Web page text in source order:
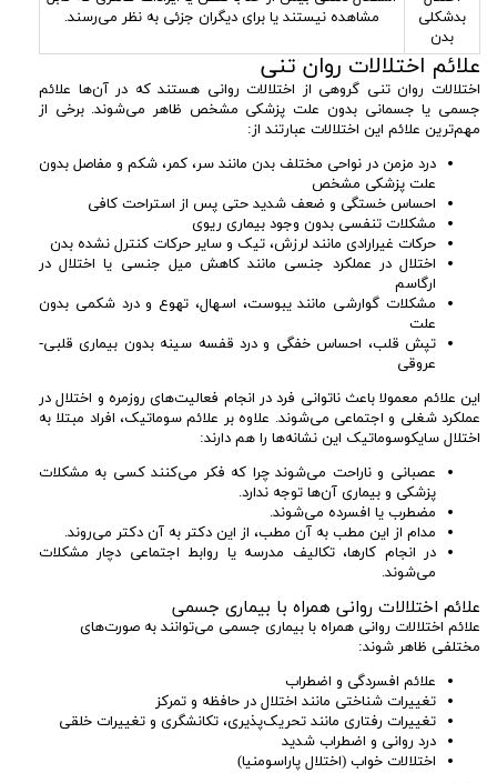
بدشکلی
بدن
مشاهده نیستند یا برای دیگران جزئی به نظر می‌رسند.
علائم اختلالات روان تنی
اختلالات روان تنی گروهی از اختلالات روانی هستند که در آن‌ها علائم
جسمی یا جسمانی بدون علت پزشکی مشخص ظاهر می‌شوند. برخی از
مهم‌ترین علائم این اختلالات عبارتند از:
درد مزمن در نواحی مختلف بدن مانند سر، کمر، شکم و مفاصل بدون
علت پزشکی مشخص
احساس خستگی و ضعف شدید حتی پس از استراحت کافی
مشکلات تنفسی بدون وجود بیماری ریوی
حرکات غیرارادی مانند لرزش، تیک و سایر حرکات کنترل‌ نشده بدن
اختلال در عملکرد جنسی مانند کاهش میل جنسی یا اختلال در
ارگاسم
مشکلات گوارشی مانند یبوست، اسهال، تهوع و درد شکمی بدون
علت
تپش قلب، احساس خفگی و درد قفسه سینه بدون بیماری قلبی-
عروقی
این علائم معمولا باعث ناتوانی فرد در انجام فعالیت‌های روزمره و اختلال در
عملکرد شغلی و اجتماعی می‌شوند. علاوه بر علائم سوماتیک، افراد مبتلا به
اختلال سایکوسوماتیک این نشانه‌ها را هم دارند:
عصبانی و ناراحت می‌شوند چرا که فکر می‌کنند کسی به مشکلات
پزشکی و بیماری آن‌ها توجه ندارد.
مضطرب یا افسرده می‌شوند.
مدام از این مطب به آن مطب، از این دکتر به آن دکتر می‌روند.
در انجام کارها، تکالیف مدرسه یا روابط اجتماعی دچار مشکلات
می‌شوند.
علائم اختلالات روانی همراه با بیماری جسمی
علائم اختلالات روانی همراه با بیماری جسمی می‌توانند به صورت‌های
مختلفی ظاهر شوند:
علائم افسردگی و اضطراب
تغییرات شناختی مانند اختلال در حافظه و تمرکز
تغییرات رفتاری مانند تحریک‌پذیری، تکانشگری و تغییرات خلقی
درد روانی و اضطراب شدید
اختلالات خواب (اختلال پاراسومنیا)